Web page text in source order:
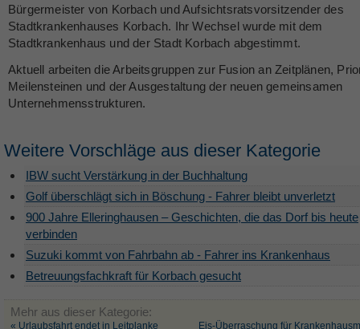
Bürgermeister von Korbach und Aufsichtsratsvorsitzender des
Stadtkrankenhauses Korbach. Ihr Wechsel wurde mit dem
Stadtkrankenhaus und der Stadt Korbach abgestimmt.
Aktuell arbeiten die Arbeitsgruppen zur Fusion an Zeitplänen,
Meilensteinen und der Ausgestaltung der neuen gemeinsamen
Unternehmensstrukturen.
Weitere Vorschläge aus dieser Kategorie
IBW sucht Verstärkung in der Buchhaltung
Golf überschlägt sich in Böschung - Fahrer bleibt unverletzt
900 Jahre Elleringhausen – Geschichten, die das Dorf bis heute
verbinden
Suzuki kommt von Fahrbahn ab - Fahrer ins Krankenhaus
Betreuungsfachkraft für Korbach gesucht
Mehr aus dieser Kategorie:
« Urlaubsfahrt endet in Leitplanke Eis-Überraschung für